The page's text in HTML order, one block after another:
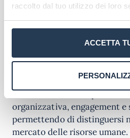
raccolto dal tuo utilizzo dei loro
ACCETTA
aspirare a posizioni come
figura specializzata nella
implementazione di
aziendale che sta
nelle organizzazioni di
Il master prepara inoltre a
Partnercon focus specifico
organizzativa, engagement
permettendo di distinguersi
mercato delle risorse